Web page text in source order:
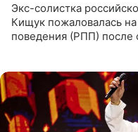
Экс-солистка
Кищук пожаловалась
поведения (РПП) после